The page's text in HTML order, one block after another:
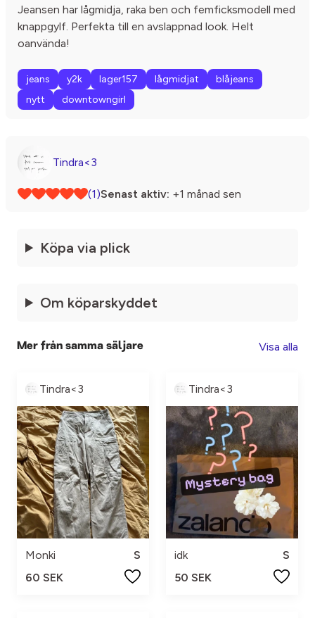
Jeansen har lågmidja, raka ben och femficksmodell med
knappgylf. Perfekta till en avslappnad look. Helt
oanvända!
jeans y2k lager157 lågmidjat
blåjeans
nytt
downtowngirl
Tindra<3
(1)Senast aktiv: +1 månad sen
Köpa via plick
Om köparskyddet
Mer från samma säljare Visa alla
Tindra<3
Monki
S
60 SEK
Tindra<3
idk
S
50 SEK